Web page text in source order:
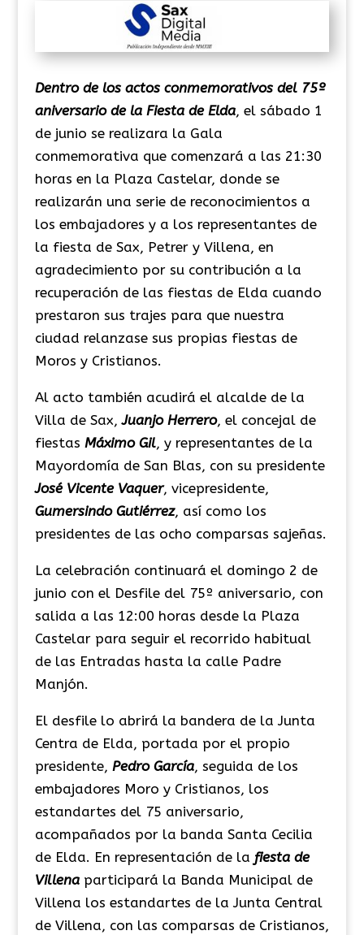
Dentro de los actos conmemorativos del 75º
aniversario de la Fiesta de Elda, el sábado 1
de junio se realizara la Gala
conmemorativa que comenzará a las 21:30
horas en la Plaza Castelar, donde se
realizarán una serie de reconocimientos a
los embajadores y a los representantes de
la fiesta de Sax, Petrer y Villena, en
agradecimiento por su contribución a la
recuperación de las fiestas de Elda cuando
prestaron sus trajes para que nuestra
ciudad relanzase sus propias fiestas de
Moros y Cristianos.
Al acto también acudirá el alcalde de la
Villa de Sax,Juanjo Herrero, el concejal de
fiestas Máximo Gil, y representantes de la
Mayordomía de San Blas, con su presidente
José Vicente Vaquer, vicepresidente,
Gumersindo Gutiérrez, así como los
presidentes de las ocho comparsas sajeñas.
La celebración continuará el domingo 2 de
junio con el Desfile del 75º aniversario, con
salida a las 12:00 horas desde la Plaza
Castelar para seguir el recorrido habitual
de las Entradas hasta la calle Padre
Manjón.
El desfile lo abrirá la bandera de la Junta
Centra de Elda, portada por el propio
presidente, Pedro García, seguida de los
embajadores Moro y Cristianos, los
estandartes del 75 aniversario,
acompañados por la banda Santa Cecilia
de Elda. En representación de la fiesta de
Villenaparticipará la Banda Municipal de
Villena los estandartes de la Junta Central
de Villena, con las comparsas de Cristianos,